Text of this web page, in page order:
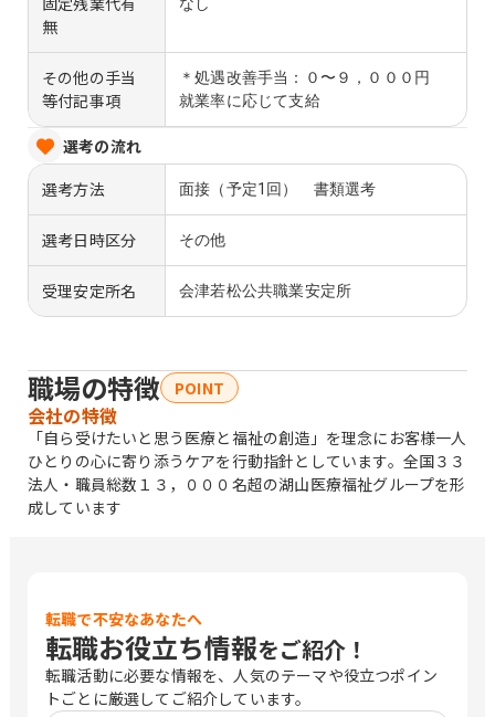
無
なし
その他の手当
等付記事項
＊処遇改善手当：０〜９，０００円
就業率に応じて支給
選考の流れ
選考方法
面接（予定1回） 書類選考
選考日時区分 その他
受理安定所名 会津若松公共職業安定所
職場の特徴 POINT
会社の特徴
「自ら受けたいと思う医療と福祉の創造」を理念にお客様一人
ひとりの心に寄り添うケアを行動指針としています。全国３３
法人・職員総数１３，０００名超の湖山医療福祉グループを形
成しています
転職で不安なあなたへ
転職お役立ち情報をご紹介！
転職活動に必要な情報を、人気のテーマや役立つポイン
トごとに厳選してご紹介しています。